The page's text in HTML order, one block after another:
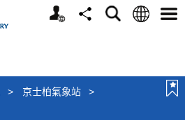
個
分
搜
語
選
> 京士柏氣象站
>